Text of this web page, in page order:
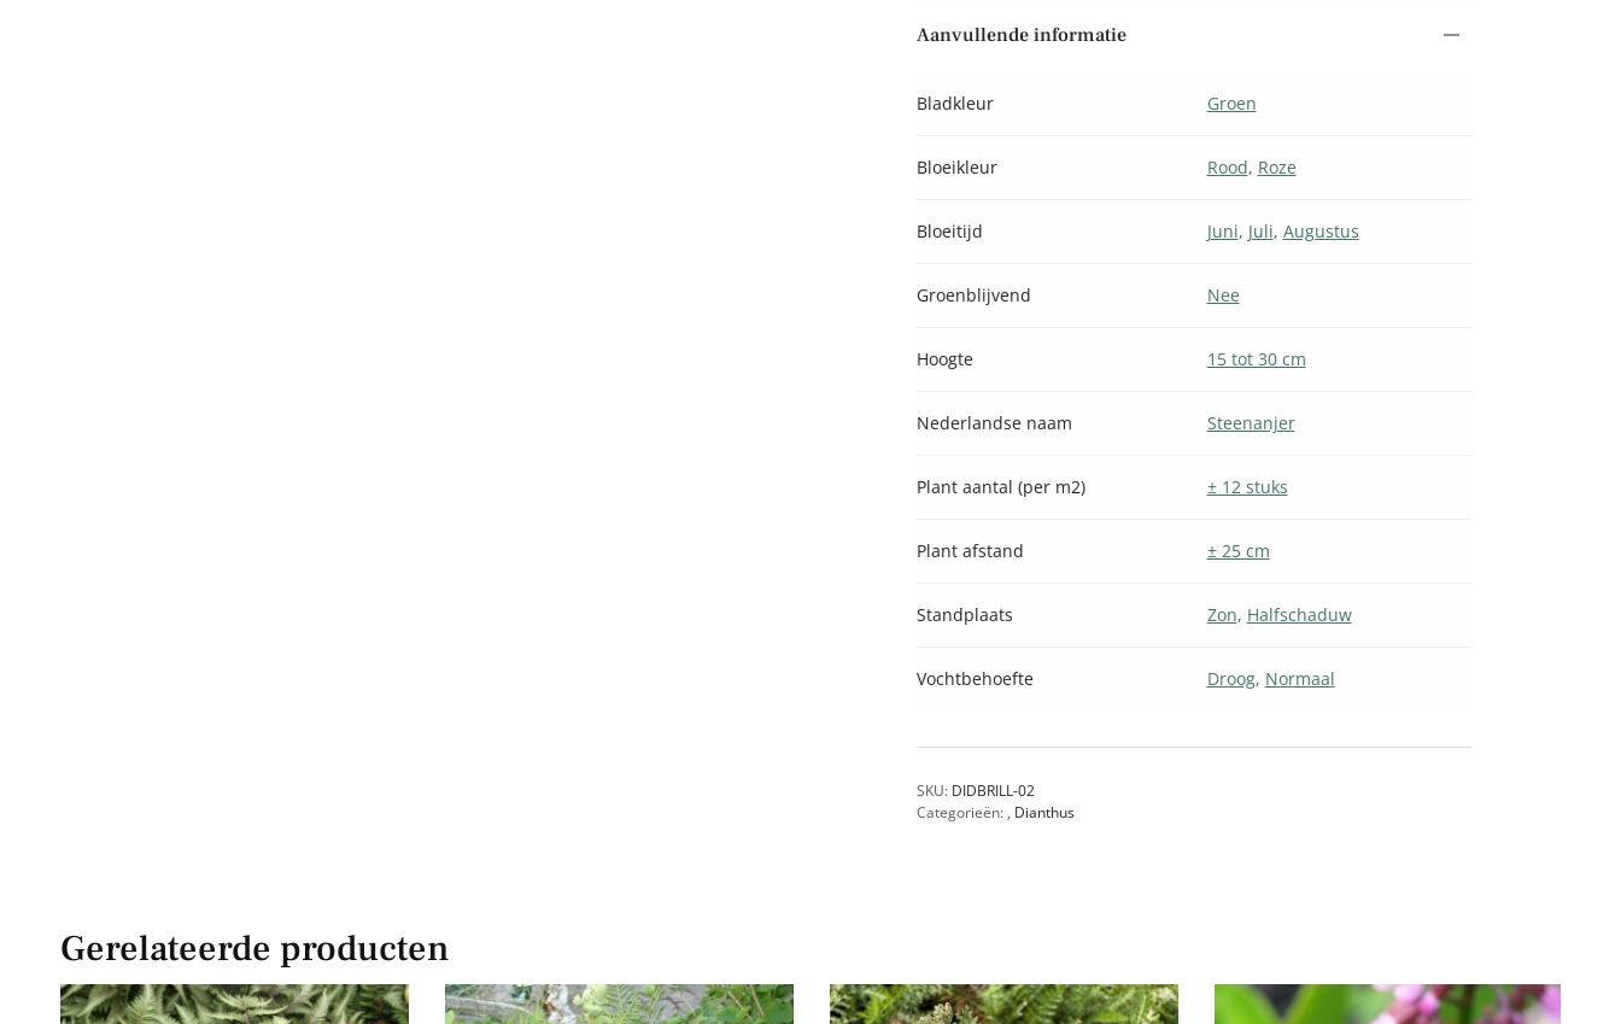
Aanvullende informatie
Bladkleur Groen
Bloeikleur Rood, Roze
Bloeitijd Juni, Juli, Augustus
Groenblijvend Nee
Hoogte 15 tot 30 cm
Nederlandse naam Steenanjer
Plant aantal (per m2) ± 12 stuks
Plant afstand ± 25 cm
Standplaats Zon, Halfschaduw
Vochtbehoefte Droog, Normaal
SKU: DIDBRILL-02
Categorieën: , Dianthus
Gerelateerde producten